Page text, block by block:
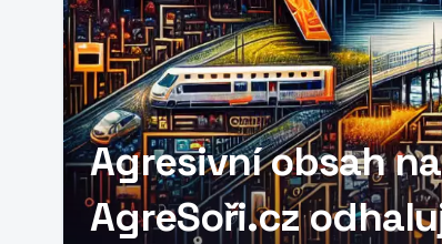
Agresivní obsah
AgreSoři.cz